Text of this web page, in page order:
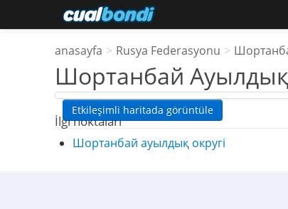
anasayfa > Rusya Federasyonu >
Шортанбай Ауылдық
Etkileşimli haritada görüntüle
İlgi noktaları
Шортанбай ауылдық округі